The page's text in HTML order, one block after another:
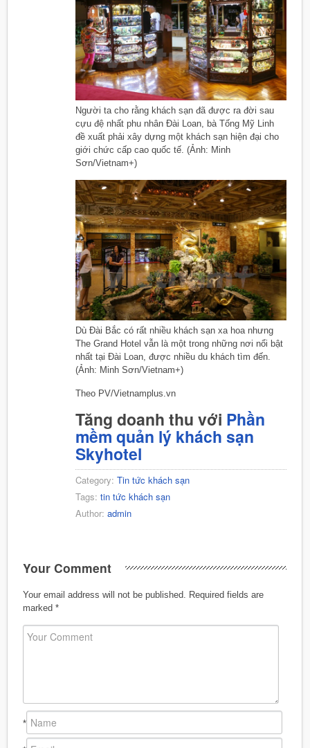
Người ta cho rằng khách sạn đã được ra đời sau
cựu đệ nhất phu nhân Đài Loan, bà Tống Mỹ Linh
đề xuất phải xây dựng một khách sạn hiện đại cho
giới chức cấp cao quốc tế. (Ảnh: Minh
Sơn/Vietnam+)
Dù Đài Bắc có rất nhiều khách sạn xa hoa nhưng
The Grand Hotel vẫn là một trong những nơi nổi bật
nhất tại Đài Loan, được nhiều du khách tìm đến.
(Ảnh: Minh Sơn/Vietnam+)
Theo PV/Vietnamplus.vn
Tăng doanh thu với Phần
mềm quản lý khách sạn
Skyhotel
Category: Tin tức khách sạn
Tags: tin tức khách sạn
Author: admin
Your Comment
Your email address will not be published. Required fields are
marked *
*